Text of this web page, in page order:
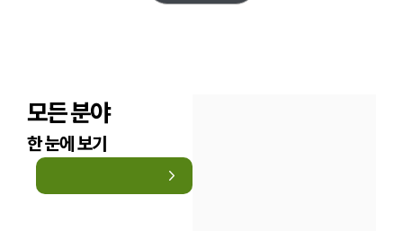
구성원 소개
모든 분야
한 눈에 보기